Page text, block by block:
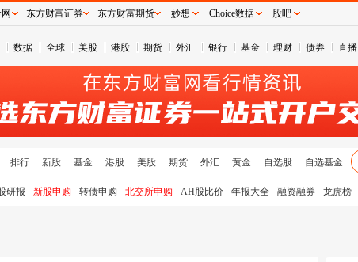
数据 全球 美股 港股 期货 外汇 银行 基金 理财 债券 直播
排行 新股 基金 港股 美股 期货 外汇 黄金 自选股 自选基金
研报 新股申购 转债申购 北交所申购 AH股比价 年报大全 融资融券 龙虎榜
东方财富证券 东方财富期货 妙想 Choice数据 股吧